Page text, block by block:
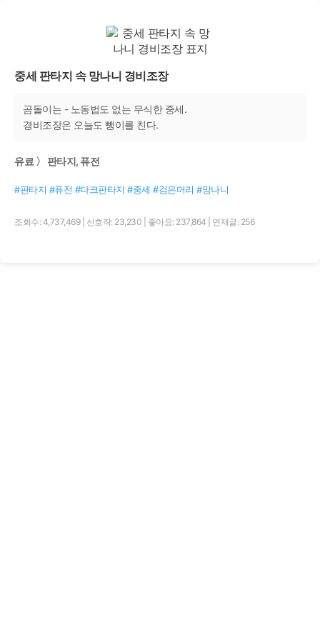
중세 판타지 속 망나니 경비조장
곰돌이는 - 노동법도 없는 무식한 중세.
경비조장은 오늘도 뺑이를 친다.
유료 〉 판타지, 퓨전
#판타지 #퓨전 #다크판타지 #중세 #검은머리 #망나니
조회수: 4,737,469 선호작: 23,230 좋아요: 237,864 연재글: 256